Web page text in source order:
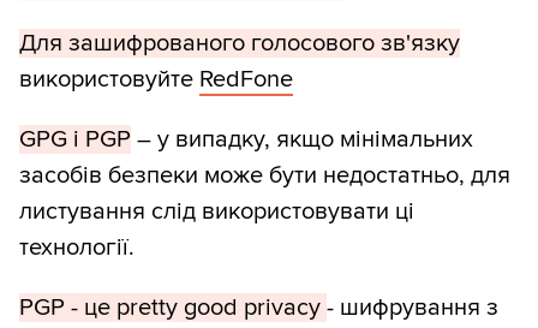
Для зашифрованого голосового зв'язку
використовуйте RedFone
GPG і PGP – у випадку, якщо мінімальних
засобів безпеки може бути недостатньо, для
листування слід використовувати ці
технології.
PGP - це pretty good privacy - шифрування з